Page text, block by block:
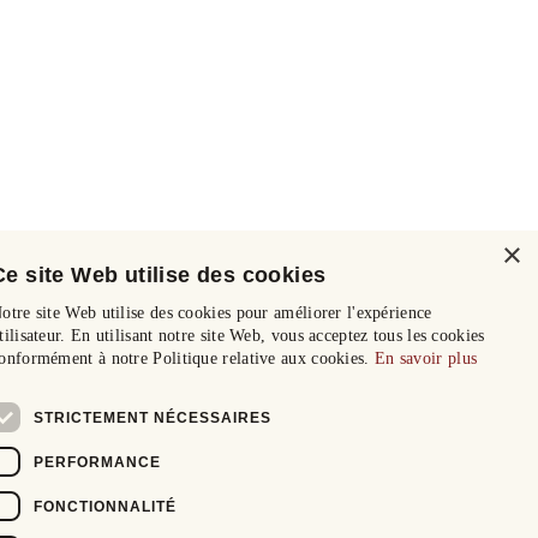
×
site Web utilise des cookies
site Web utilise des cookies pour améliorer l'expérience
En utilisant notre site Web, vous acceptez tous les cookies
à notre Politique relative aux cookies. En savoir plus
STRICTEMENT NÉCESSAIRES
PERFORMANCE
FONCTIONNALITÉ